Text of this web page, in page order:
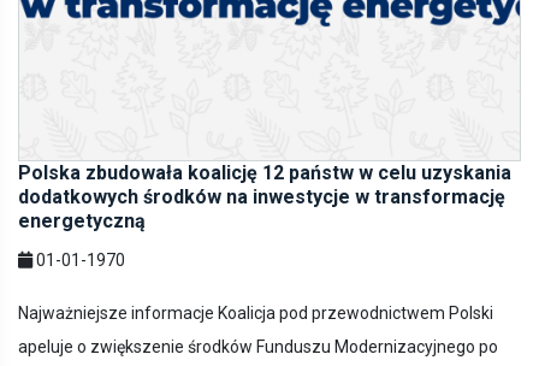
Polska zbudowała koalicję 12 państw w celu uzyskania
dodatkowych środków na inwestycje w transformację
energetyczną
01-01-1970
Najważniejsze informacje Koalicja pod przewodnictwem Polski
apeluje o zwiększenie środków Funduszu Modernizacyjnego po